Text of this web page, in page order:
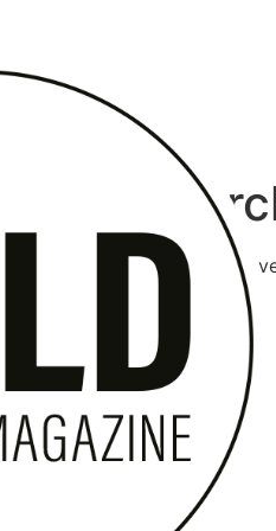
the
für ein kreatives,